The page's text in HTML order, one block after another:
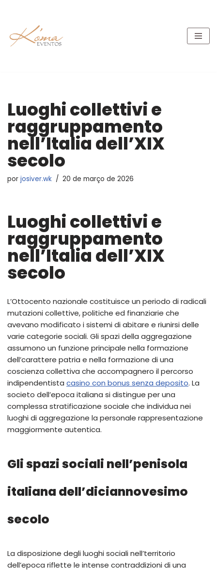
para
o
Luoghi collettivi e
raggruppamento
nell’Italia dell’XIX
secolo
por josiver.wk 20 de março de 2026
Luoghi collettivi e
raggruppamento
nell’Italia dell’XIX
secolo
L’Ottocento nazionale costituisce un periodo di radicali
mutazioni collettive, politiche ed finanziarie che
avevano modificato i sistemi di abitare e riunirsi delle
varie categorie sociali. Gli spazi della aggregazione
assumono un funzione principale nella formazione
dell’carattere patria e nella formazione di una
coscienza collettiva che accompagnero il percorso
indipendentista casino con bonus senza deposito. La
societo dell’epoca italiana si distingue per una
complessa stratificazione sociale che individua nei
luoghi di aggregazione la personale rappresentazione
maggiormente autentica.
Gli spazi sociali nell’penisola
italiana dell’diciannovesimo
secolo
La disposizione degli luoghi sociali nell’territorio
dell’epoca riflette le intense contraddizioni di una